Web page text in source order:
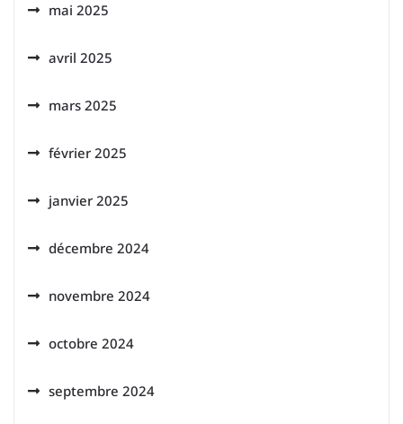
mai 2025
avril 2025
mars 2025
février 2025
janvier 2025
décembre 2024
novembre 2024
octobre 2024
septembre 2024